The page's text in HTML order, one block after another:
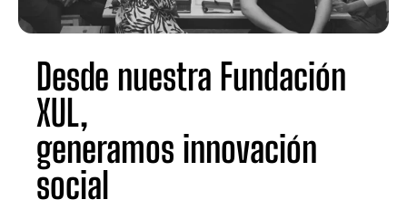
Desde nuestra Fundación
XUL,
generamos innovación
social